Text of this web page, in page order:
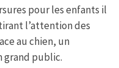
pour les enfants il
l’attention des
au chien, un
public.